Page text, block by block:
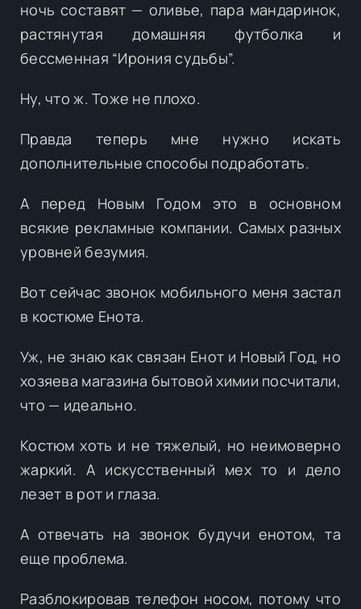
ночь составят — оливье, пара мандаринок,
растянутая домашняя футболка и
бессменная “Ирония судьбы”.
Ну, что ж. Тоже не плохо.
Правда теперь мне нужно искать
дополнительные способы подработать.
А перед Новым Годом это в основном
всякие рекламные компании. Самых разных
уровней безумия.
Вот сейчас звонок мобильного меня застал
в костюме Енота.
Уж, не знаю как связан Енот и Новый Год, но
хозяева магазина бытовой химии посчитали,
что — идеально.
Костюм хоть и не тяжелый, но неимоверно
жаркий. А искусственный мех то и дело
лезет в рот и глаза.
А отвечать на звонок будучи енотом, та
еще проблема.
Разблокировав телефон носом, потому что